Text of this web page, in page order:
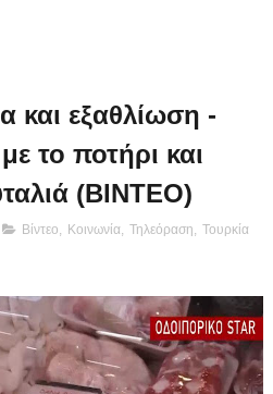
και εξαθλίωση -
το ποτήρι και
(ΒΙΝΤΕΟ)
Βίντεο Κοινωνία, Τηλεόραση Τουρκία